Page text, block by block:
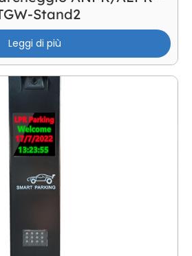
Stand2
Leggi di più